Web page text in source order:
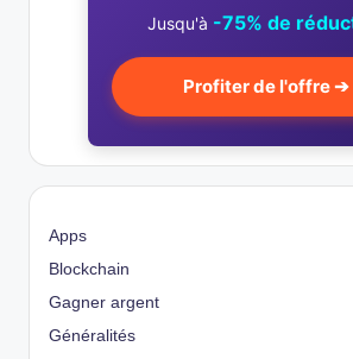
Jusqu'à -75% de
Profiter de l'offre ➔
Apps
Blockchain
Gagner argent
Généralités